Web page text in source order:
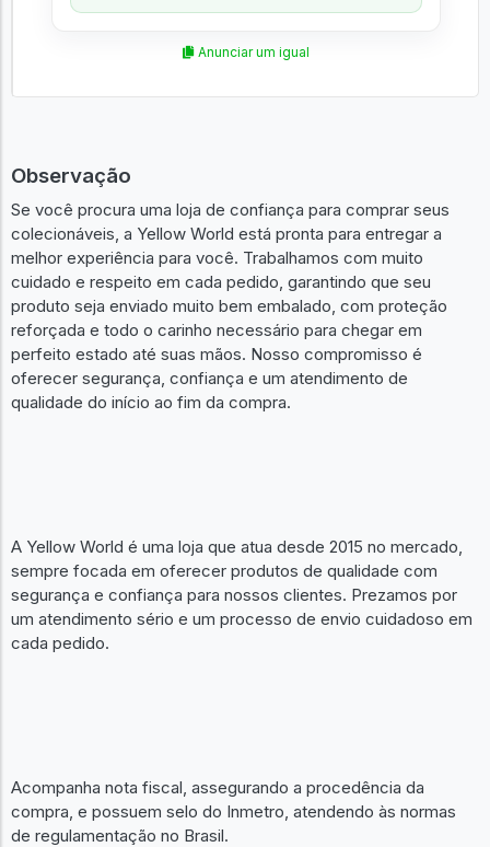
Anunciar um igual
Observação
Se você procura uma loja de confiança para comprar seus
colecionáveis, a Yellow World está pronta para entregar a
melhor experiência para você. Trabalhamos com muito
cuidado e respeito em cada pedido, garantindo que seu
produto seja enviado muito bem embalado, com proteção
reforçada e todo o carinho necessário para chegar em
perfeito estado até suas mãos. Nosso compromisso é
oferecer segurança, confiança e um atendimento de
qualidade do início ao fim da compra.
A Yellow World é uma loja que atua desde 2015 no mercado,
sempre focada em oferecer produtos de qualidade com
segurança e confiança para nossos clientes. Prezamos por
um atendimento sério e um processo de envio cuidadoso em
cada pedido.
Acompanha nota fiscal, assegurando a procedência da
compra, e possuem selo do Inmetro, atendendo às normas
de regulamentação no Brasil.